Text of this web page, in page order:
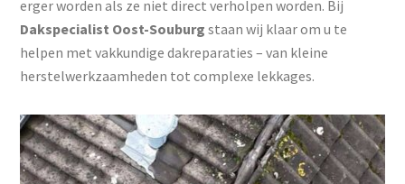
erger worden als ze niet direct verholpen worden. Bij
Dakspecialist Oost-Souburg staan wij klaar om u te
helpen met vakkundige dakreparaties – van kleine
herstelwerkzaamheden tot complexe lekkages.